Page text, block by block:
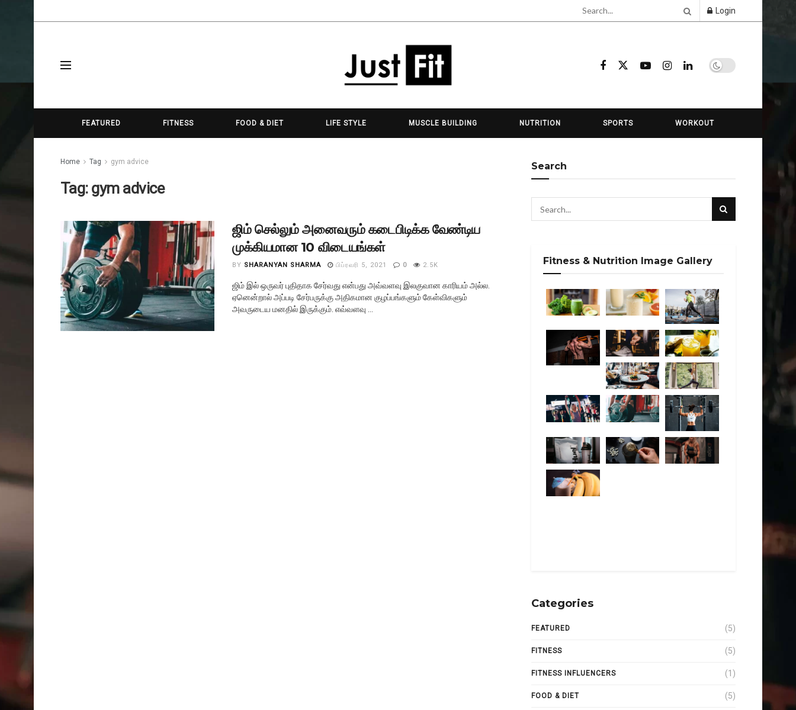
Login
FEATURED FITNESS FOOD & DIET LIFE STYLE MUSCLE BUILDING NUTRITION SPORTS WORKOUT
Home Tag gym advice
Tag: gym advice
ஜிம் செல்லும் அனைவரும் கடைபிடிக்க வேண்டிய
முக்கியமான 10 விடையங்கள்
BY SHARANYAN SHARMA பிப்ரவரி 5, 2021 0 2.5K
ஜிம் இல் ஒருவர் புதிதாக சேர்வது என்பது அவ்வளவு இலகுவான காரியம் அல்ல.
ஏனென்றால் அப்படி சேர்பருக்கு அதிகமான குழப்பங்களும் கேள்விகளும்
அவருடைய மனதில் இருக்கும். எவ்வளவு ...
Search
Fitness & Nutrition Image Gallery
Categories
FEATURED (5)
FITNESS (5)
FITNESS INFLUENCERS (1)
FOOD & DIET (5)